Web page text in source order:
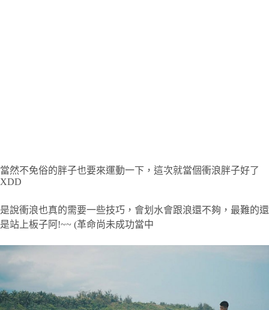
當然不免俗的胖子也要來運動一下，這次就當個衝浪胖子好了
XDD
是說衝浪也真的需要一些技巧，會划水會跟浪還不夠，最難的還
是站上板子阿!~~ (革命尚未成功當中